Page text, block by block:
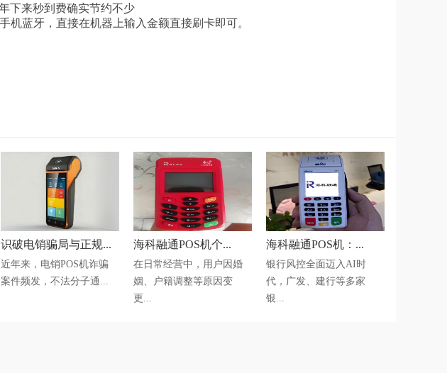
下来秒到费确实节约不少
机蓝牙，直接在机器上输入金额直接刷卡即可。
识破电销骗局与正规...
近年来，电销POS机诈骗
案件频发，不法分子通...
海科融通POS机个...
在日常经营中，用户因婚
姻、户籍调整等原因变
更...
海科融通POS机：...
银行风控全面迈入AI时
代，广发、建行等多家
银...